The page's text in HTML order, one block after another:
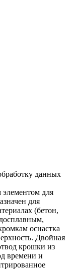
данных
для
для
(бетон,
оснастка
Двойная
крошки из
времени и